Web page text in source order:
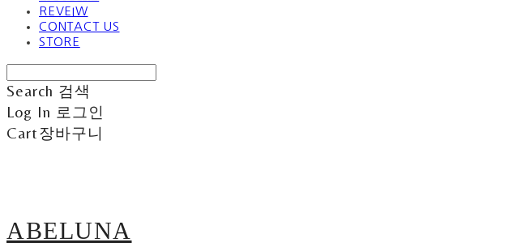
REVEIW
CONTACT US
STORE
Search 검색
Log In 로그인
Cart장바구니
ABELUNA